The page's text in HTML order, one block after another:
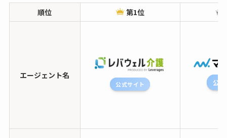
順位 第1位
エージェント名
公式サイト 公